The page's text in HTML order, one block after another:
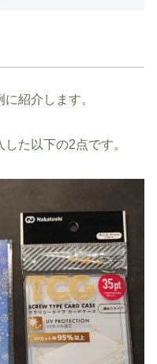
紹介します。
た以下の2点です。